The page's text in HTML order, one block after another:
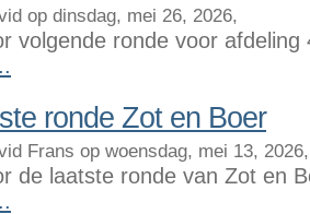
op dinsdag, mei 26, 2026,
volgende ronde voor
ronde Zot en Boer
Frans op woensdag, mei 13, 2026,
de laatste ronde van Zot en